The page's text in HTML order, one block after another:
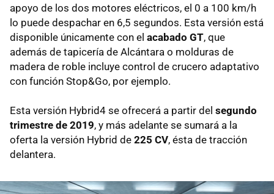
apoyo de los dos motores eléctricos, el 0 a 100 km/h
lo puede despachar en 6,5 segundos. Esta versión está
disponible únicamente con el acabado GT, que
además de tapicería de Alcántara o molduras de
madera de roble incluye control de crucero adaptativo
con función Stop&Go, por ejemplo.
Esta versión Hybrid4 se ofrecerá a partir del segundo
trimestre de 2019, y más adelante se sumará a la
oferta la versión Hybrid de 225 CV, ésta de tracción
delantera.